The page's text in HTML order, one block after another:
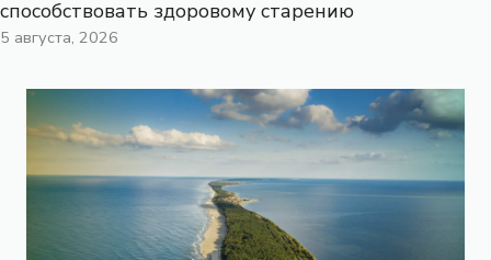
способствовать здоровому старению
5 августа, 2026